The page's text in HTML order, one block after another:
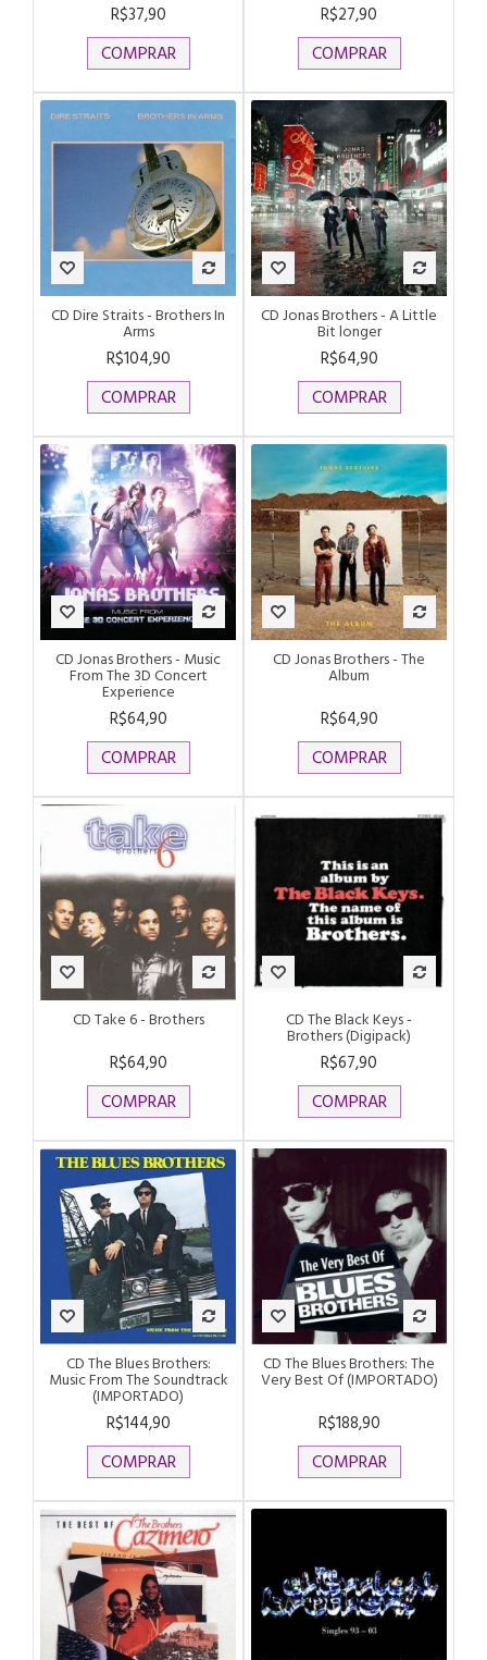
R$37,90
COMPRAR
R$27,90
COMPRAR
CD Dire Straits - Brothers In
Arms
R$104,90
COMPRAR
CD Jonas Brothers - A Little
Bit longer
R$64,90
COMPRAR
CD Jonas Brothers - Music
From The 3D Concert
Experience
R$64,90
COMPRAR
CD Jonas Brothers - The
Album
R$64,90
COMPRAR
CD Take 6 - Brothers
R$64,90
COMPRAR
CD The Black Keys -
Brothers (Digipack)
R$67,90
COMPRAR
CD The Blues Brothers:
Music From The Soundtrack
(IMPORTADO)
R$144,90
COMPRAR
CD The Blues Brothers: The
Very Best Of (IMPORTADO)
R$188,90
COMPRAR